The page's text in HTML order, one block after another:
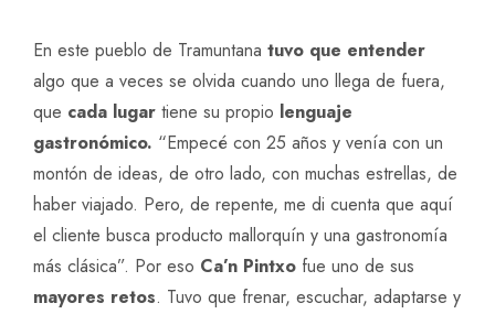
En este pueblo de Tramuntana tuvo que entender
algo que a veces se olvida cuando uno llega de fuera,
que cada lugar tiene su propio lenguaje
gastronómico. “Empecé con 25 años y venía con un
montón de ideas, de otro lado, con muchas estrellas, de
haber viajado. Pero, de repente, me di cuenta que aquí
el cliente busca producto mallorquín y una gastronomía
más clásica”. Por eso Ca’n Pintxo fue uno de sus
mayores retos. Tuvo que frenar, escuchar, adaptarse y